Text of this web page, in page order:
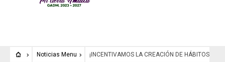
Noticias Menu ¡INCENTIVAMOS LA CREACIÓN DE HÁBITOS